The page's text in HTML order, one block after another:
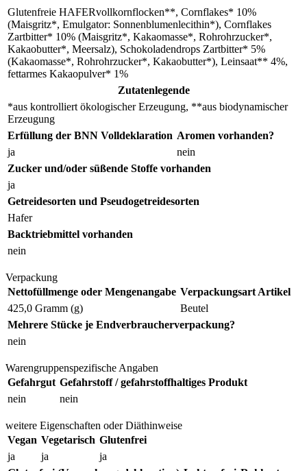
Glutenfreie HAFERvollkornflocken**, Cornflakes* 10%
(Maisgritz*, Emulgator: Sonnenblumenlecithin*), Cornflakes
Zartbitter* 10% (Maisgritz*, Kakaomasse*, Rohrohrzucker*,
Kakaobutter*, Meersalz), Schokoladendrops Zartbitter* 5%
(Kakaomasse*, Rohrohrzucker*, Kakaobutter*), Leinsaat** 4%,
fettarmes Kakaopulver* 1%
Zutatenlegende
*aus kontrolliert ökologischer Erzeugung, **aus biodynamischer
Erzeugung
Erfüllung der BNN Volldeklaration
ja
Aromen vorhanden?
nein
Zucker und/oder süßende Stoffe vorhanden
ja
Getreidesorten und Pseudogetreidesorten
Hafer
Backtriebmittel vorhanden
nein
Verpackung
Nettofüllmenge oder Mengenangabe
425,0 Gramm (g)
Verpackungsart Artikel
Beutel
Mehrere Stücke je Endverbraucherverpackung?
nein
Warengruppenspezifische Angaben
Gefahrgut
nein
Gefahrstoff / gefahrstoffhaltiges Produkt
nein
weitere Eigenschaften oder Diäthinweise
Vegan
ja
Vegetarisch
ja
Glutenfrei
ja